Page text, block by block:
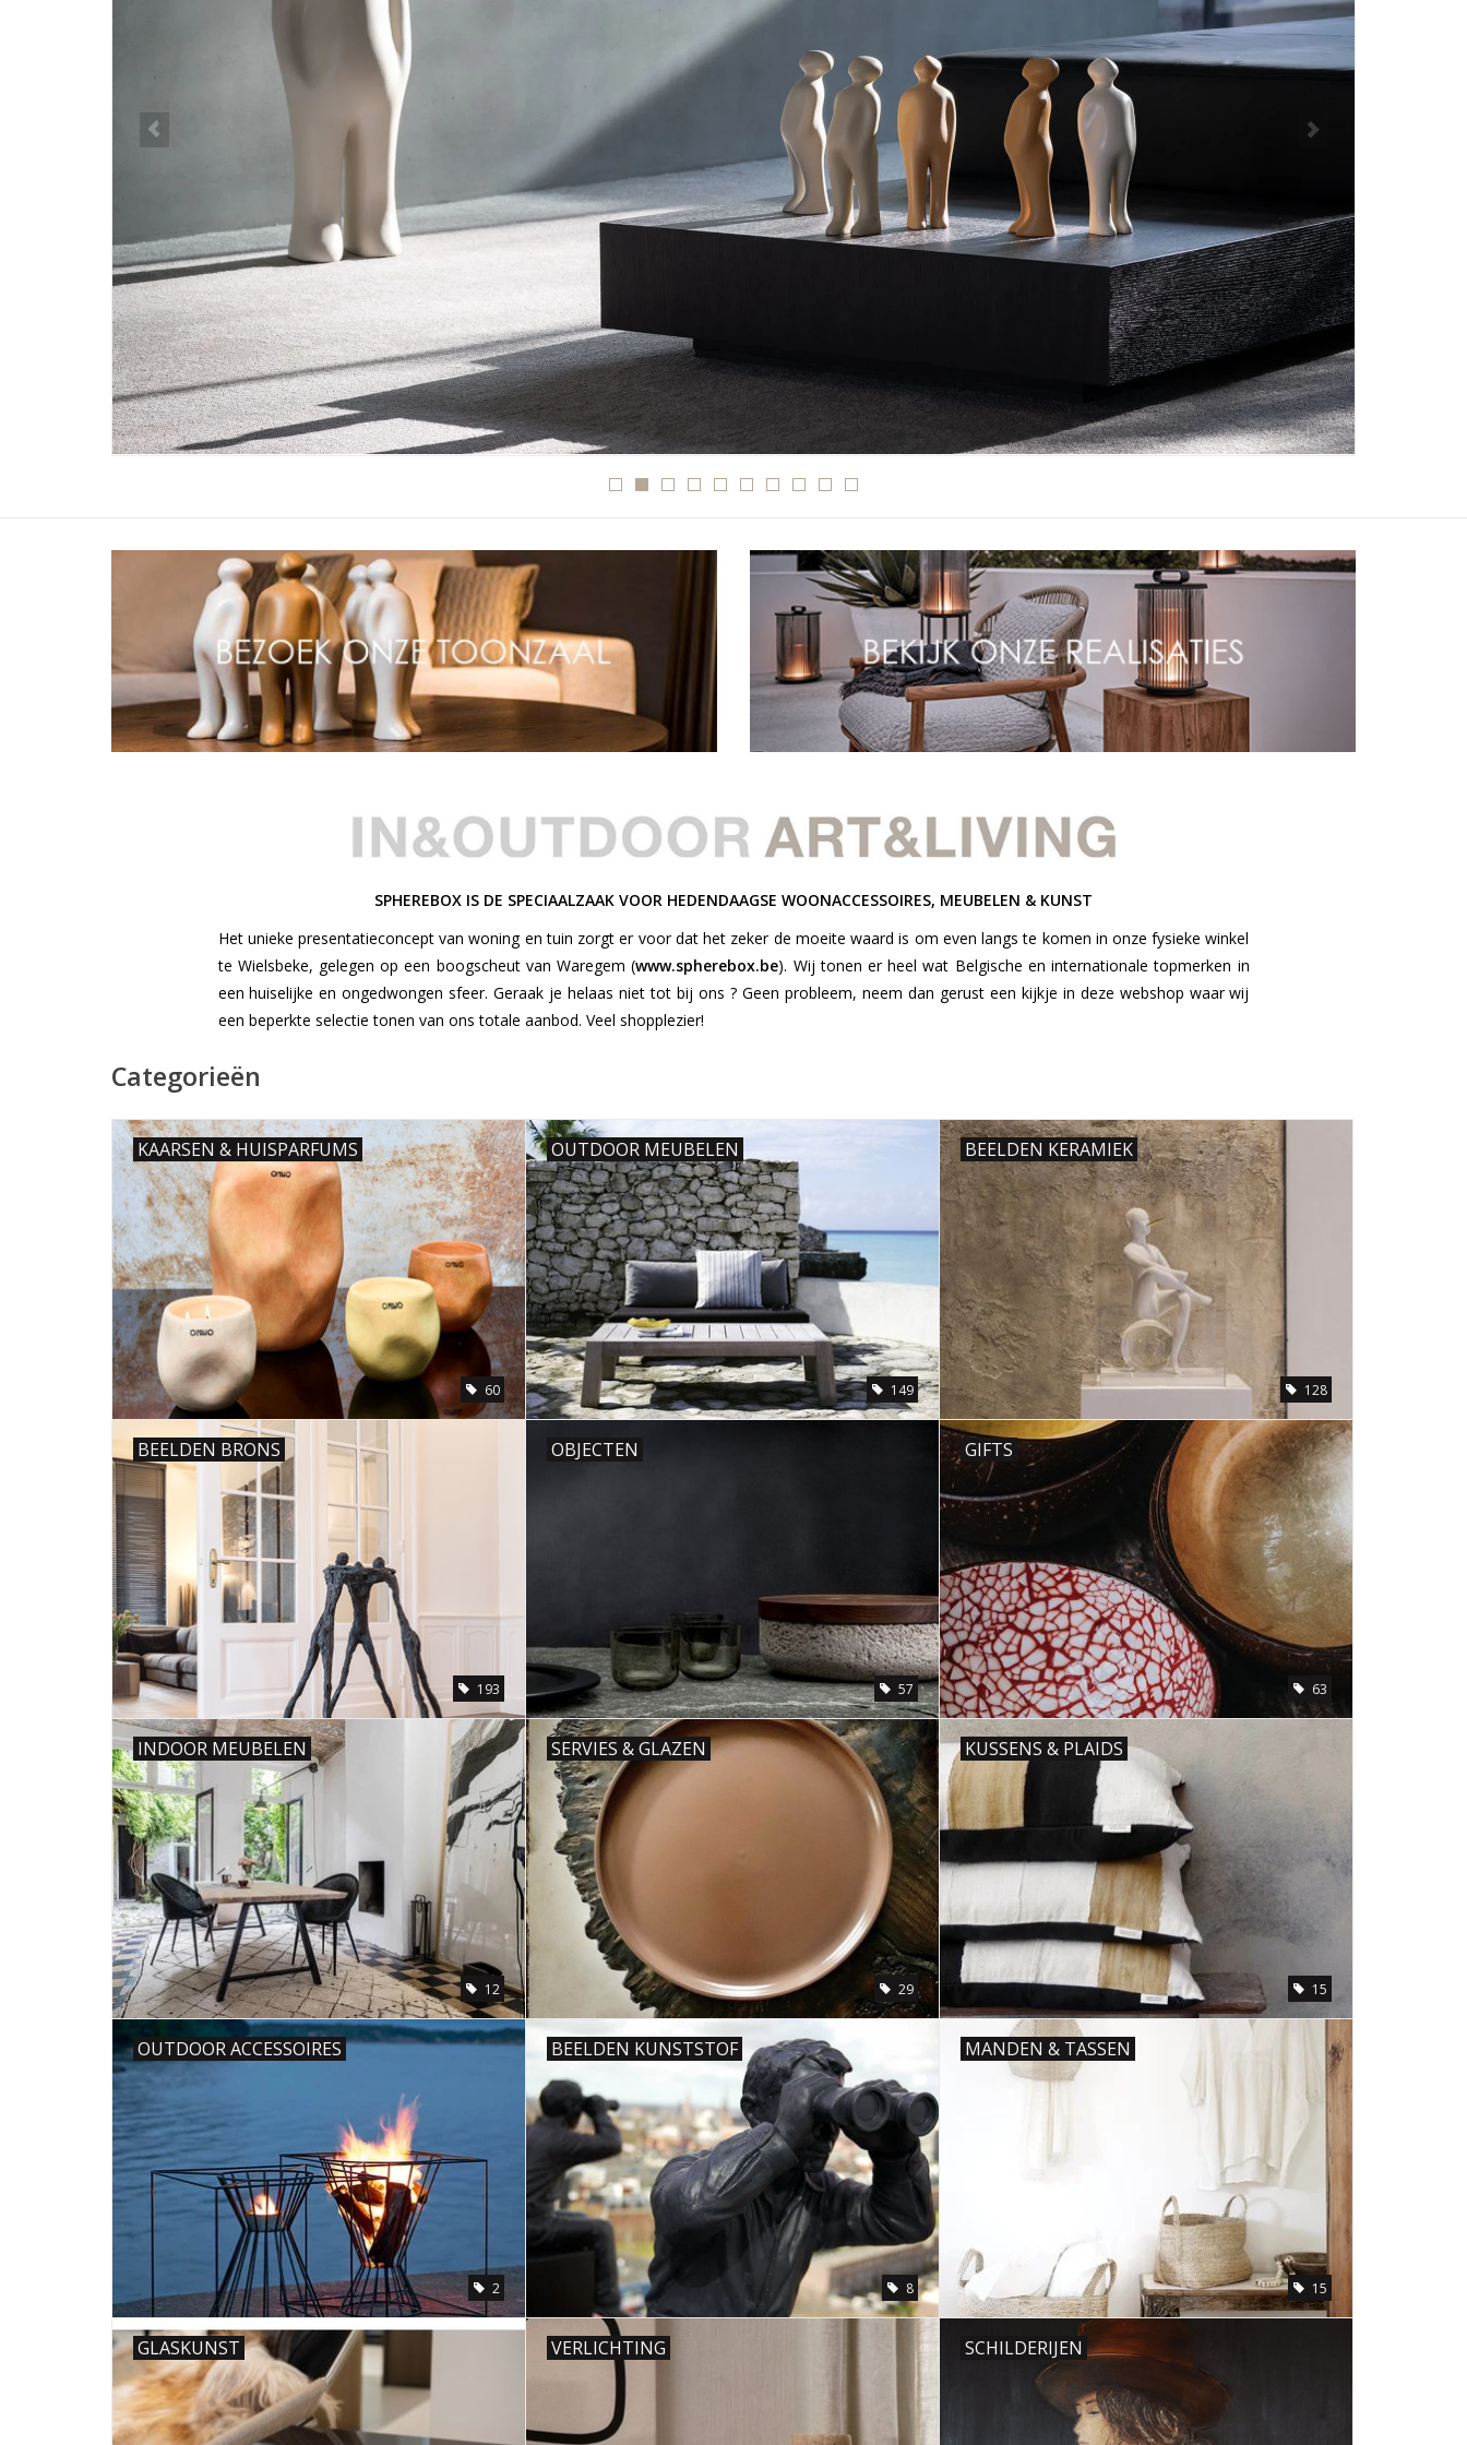
SPHEREBOX IS DE SPECIAALZAAK VOOR HEDENDAAGSE WOONACCESSOIRES, MEUBELEN & KUNST
Het unieke presentatieconcept van woning en tuin zorgt er voor dat het zeker de moeite waard is om even langs te komen in onze fysieke winkel
te Wielsbeke, gelegen op een boogscheut van Waregem (www.spherebox.be). Wij tonen er heel wat Belgische en internationale topmerken in
een huiselijke en ongedwongen sfeer. Geraak je helaas niet tot bij ons ? Geen probleem, neem dan gerust een kijkje in deze webshop waar wij
een beperkte selectie tonen van ons totale aanbod. Veel shopplezier!
Categorieën
KAARSEN & HUISPARFUMS
60
OUTDOOR MEUBELEN
149
BEELDEN KERAMIEK
128
BEELDEN BRONS
193
OBJECTEN
57
GIFTS
63
INDOOR MEUBELEN
12
SERVIES & GLAZEN
29
KUSSENS & PLAIDS
15
OUTDOOR ACCESSOIRES
2
BEELDEN KUNSTSTOF
8
MANDEN & TASSEN
15
GLASKUNST VERLICHTING SCHILDERIJEN